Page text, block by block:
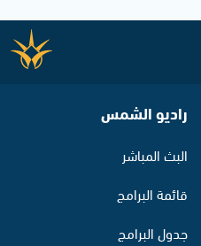
راديو الشمس
البث المباشر
قائمة البرامج
جدول البرامج